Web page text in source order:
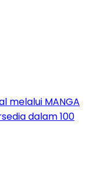
melalui MANGA
dalam 100